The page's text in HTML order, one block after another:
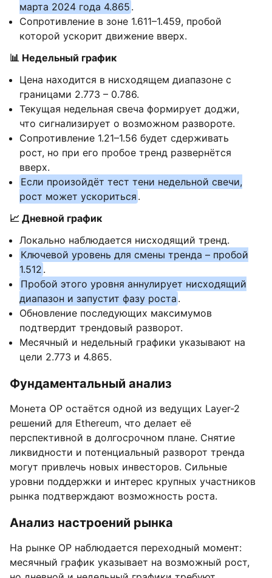
марта 2024 года 4.865 .
Сопротивление в зоне 1.611–1.459, пробой
которой ускорит движение вверх.
📊 Недельный график
Цена находится в нисходящем диапазоне с
границами 2.773 – 0.786.
Текущая недельная свеча формирует доджи,
что сигнализирует о возможном развороте.
Сопротивление 1.21–1.56 будет сдерживать
рост, но при его пробое тренд развернётся
вверх.
Если произойдёт тест тени недельной свечи,
рост может ускориться .
📈 Дневной график
Локально наблюдается нисходящий тренд.
Ключевой уровень для смены тренда – пробой
1.512 .
Пробой этого уровня аннулирует нисходящий
диапазон и запустит фазу роста .
Обновление последующих максимумов
подтвердит трендовый разворот.
Месячный и недельный графики указывают на
цели 2.773 и 4.865.
Фундаментальный анализ
Монета OP остаётся одной из ведущих Layer-2
решений для Ethereum, что делает её
перспективной в долгосрочном плане. Снятие
ликвидности и потенциальный разворот тренда
могут привлечь новых инвесторов. Сильные
уровни поддержки и интерес крупных участников
рынка подтверждают возможность роста.
Анализ настроений рынка
На рынке OP наблюдается переходный момент:
месячный график указывает на возможный рост,